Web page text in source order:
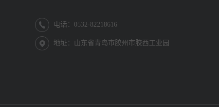
电话：0532-82218616
地址：山东省青岛市胶州市胶西工业园